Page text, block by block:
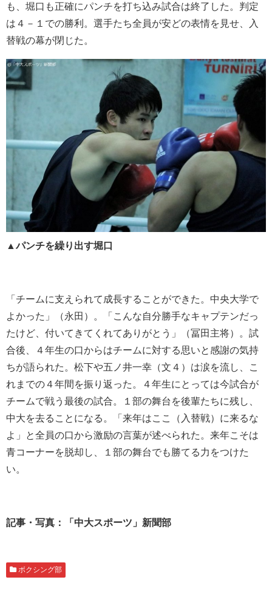
も、堀口も正確にパンチを打ち込み試合は終了した。判定
は４－１での勝利。選手たち全員が安どの表情を見せ、入
替戦の幕が閉じた。
▲パンチを繰り出す堀口
「チームに支えられて成長することができた。中央大学で
よかった」（永田）。「こんな自分勝手なキャプテンだっ
たけど、付いてきてくれてありがとう」（冨田主将）。試
合後、４年生の口からはチームに対する思いと感謝の気持
ちが語られた。松下や五ノ井一幸（文４）は涙を流し、こ
れまでの４年間を振り返った。４年生にとっては今試合が
チームで戦う最後の試合。１部の舞台を後輩たちに残し、
中大を去ることになる。「来年はここ（入替戦）に来るな
よ」と全員の口から激励の言葉が述べられた。来年こそは
青コーナーを脱却し、１部の舞台でも勝てる力をつけた
い。
記事・写真：「中大スポーツ」新聞部
ボクシング部